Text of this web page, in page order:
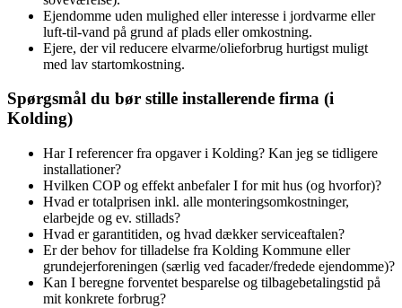
Ejendomme uden mulighed eller interesse i jordvarme eller
luft‑til‑vand på grund af plads eller omkostning.
Ejere, der vil reducere elvarme/olieforbrug hurtigst muligt
med lav startomkostning.
Spørgsmål du bør stille installerende firma (i
Kolding)
Har I referencer fra opgaver i Kolding? Kan jeg se tidligere
installationer?
Hvilken COP og effekt anbefaler I for mit hus (og hvorfor)?
Hvad er totalprisen inkl. alle monteringsomkostninger,
elarbejde og ev. stillads?
Hvad er garantitiden, og hvad dækker serviceaftalen?
Er der behov for tilladelse fra Kolding Kommune eller
grundejerforeningen (særlig ved facader/fredede ejendomme)?
Kan I beregne forventet besparelse og tilbagebetalingstid på
mit konkrete forbrug?